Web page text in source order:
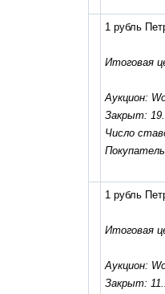
1 рубль
Итоговая
Аукцион:
Закрыт:
Число
1 рубль
Итоговая
Аукцион:
Закрыт: